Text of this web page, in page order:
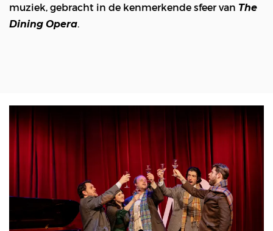
muziek, gebracht in de kenmerkende sfeer van The
Dining Opera